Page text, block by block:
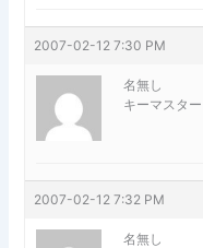
2007-02-12 7:30 PM
名無し
キーマスター
2007-02-12 7:32 PM
名無し